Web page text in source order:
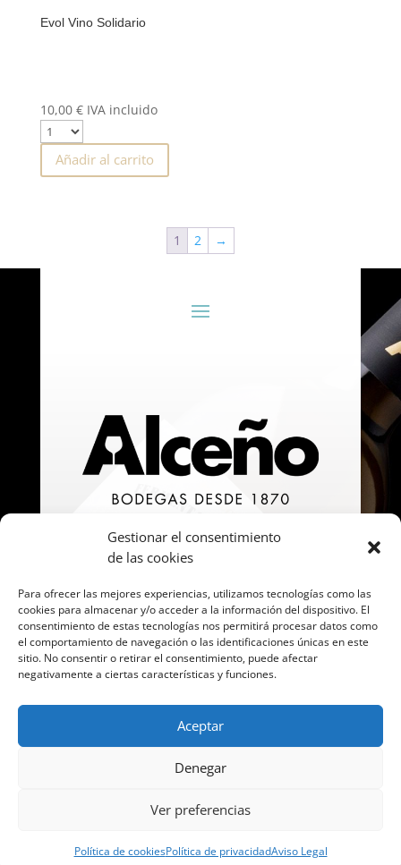
Gestionar el consentimiento
de las cookies
Para ofrecer las mejores experiencias, utilizamos tecnologías como las
cookies para almacenar y/o acceder a la información del dispositivo. El
consentimiento de estas tecnologías nos permitirá procesar datos como
el comportamiento de navegación o las identificaciones únicas en este
sitio. No consentir o retirar el consentimiento, puede afectar
negativamente a ciertas características y funciones.
Aceptar
Denegar
Ver preferencias
Política de cookiesPolítica de privacidadAviso Legal
Evol Vino Solidario
10,00 € IVA incluido
Añadir al carrito
1 2 →